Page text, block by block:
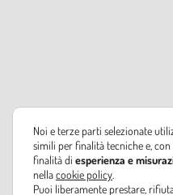
Noi e terze parti selezionate
simili per finalità tecniche e,
finalità di esperienza e
nellacookie policy
Puoi liberamente prestare,